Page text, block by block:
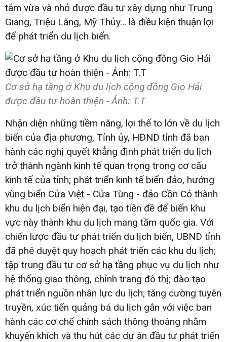
tắm vừa và nhỏ được đầu tư xây dựng như Trung
Giang, Triệu Lăng, Mỹ Thủy… là điều kiện thuận lợi
để phát triển du lịch biển.
Cơ sở hạ tầng ở Khu du lịch cộng đồng Gio Hải
được đầu tư hoàn thiện - Ảnh: T.T​
Nhận diện những tiềm năng, lợi thế to lớn về du lịch
biển của địa phương, Tỉnh ủy, HĐND tỉnh đã ban
hành các nghị quyết khẳng định phát triển du lịch
trở thành ngành kinh tế quan trọng trong cơ cấu
kinh tế của tỉnh; phát triển kinh tế biển đảo, hướng
vùng biển Cửa Việt - Cửa Tùng - đảo Cồn Cỏ thành
khu du lịch biển hiện đại, tạo tiền đề để biến khu
vực này thành khu du lịch mang tầm quốc gia. Với
chiến lược đầu tư phát triển du lịch biển, UBND tỉnh
đã phê duyệt quy hoạch phát triển các khu du lịch;
tập trung đầu tư cơ sở hạ tầng phục vụ du lịch như
hệ thống giao thông, chỉnh trang đô thị; đào tạo
phát triển nguồn nhân lực du lịch; tăng cường tuyên
truyền, xúc tiến quảng bá du lịch gắn với việc ban
hành các cơ chế chính sách thông thoáng nhằm
khuyến khích và thu hút các dự án đầu tư phát triển